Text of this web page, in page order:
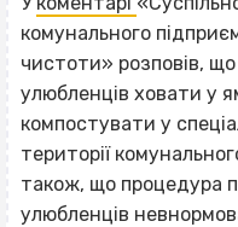
комунального
чистоти» розповів,
улюбленців ховати у
компостувати у
території
також, що процедура
улюбленців